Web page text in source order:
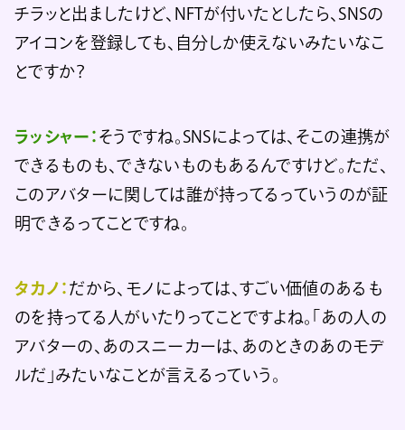
チラッと出ましたけど、NFTが付いたとしたら、SNSの
アイコンを登録しても、自分しか使えないみたいなこ
とですか？
ラッシャー： そうですね。SNSによっては、そこの連携が
できるものも、できないものもあるんですけど。ただ、
このアバターに関しては誰が持ってるっていうのが証
明できるってことですね。
タカノ： だから、モノによっては、すごい価値のあるも
のを持ってる人がいたりってことですよね。「あの人の
アバターの、あのスニーカーは、あのときのあのモデ
ルだ」みたいなことが言えるっていう。